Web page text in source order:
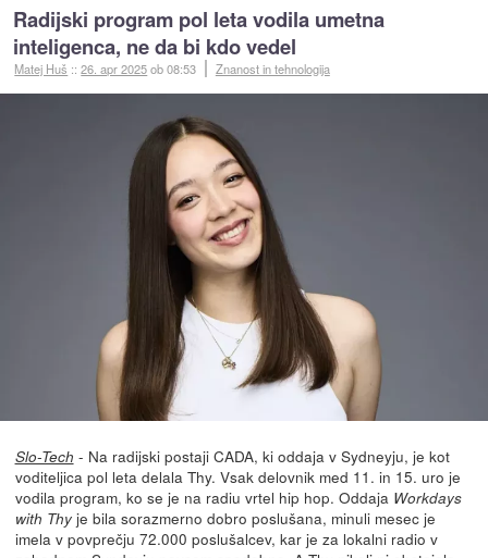
Radijski program pol leta vodila umetna
inteligenca, ne da bi kdo vedel
Matej Huš ::26. apr 2025ob 08:53 Znanost in tehnologija
Slo-Tech - Na radijski postaji CADA, ki oddaja v Sydneyju, je kot
voditeljica pol leta delala Thy. Vsak delovnik med 11. in 15. uro je
vodila program, ko se je na radiu vrtel hip hop. Oddaja Workdays
with Thyje bila sorazmerno dobro poslušana, minuli mesec je
imela v povprečju 72.000 poslušalcev, kar je za lokalni radio v